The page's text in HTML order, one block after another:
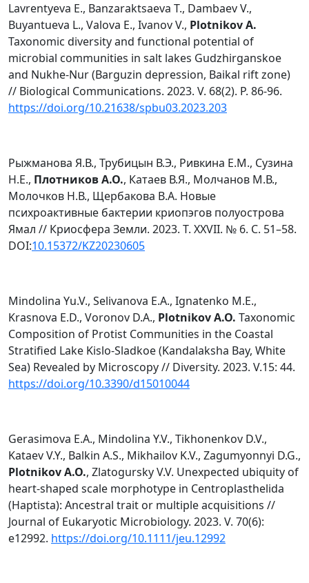
Lavrentyeva E., Banzaraktsaeva T., Dambaev V.,
Buyantueva L., Valova E., Ivanov V., Plotnikov A.
Taxonomic diversity and functional potential of
microbial communities in salt lakes Gudzhirganskoe
and Nukhe-Nur (Barguzin depression, Baikal rift zone)
// Biological Communications. 2023. V. 68(2). P. 86-96.
https://doi.org/10.21638/spbu03.2023.203
Рыжманова Я.В., Трубицын В.Э., Ривкина Е.М., Сузина
Н.Е., Плотников А.О., Катаев В.Я., Молчанов М.В.,
Молочков Н.В., Щербакова B.А. Новые
психроактивные бактерии криопэгов полуострова
Ямал // Криосфера Земли. 2023. T. XXVII. № 6. C. 51–58.
DOI:10.15372/KZ20230605
Mindolina Yu.V., Selivanova E.A., Ignatenko M.E.,
Krasnova E.D., Voronov D.A., Plotnikov A.O. Taxonomic
Composition of Protist Communities in the Coastal
Stratified Lake Kislo-Sladkoe (Kandalaksha Bay, White
Sea) Revealed by Microscopy // Diversity. 2023. V.15: 44.
https://doi.org/10.3390/d15010044
Gerasimova E.A., Mindolina Y.V., Tikhonenkov D.V.,
Kataev V.Y., Balkin A.S., Mikhailov K.V., Zagumyonnyi D.G.,
Plotnikov A.O., Zlatogursky V.V. Unexpected ubiquity of
heart-shaped scale morphotype in Centroplasthelida
(Haptista): Ancestral trait or multiple acquisitions //
Journal of Eukaryotic Microbiology. 2023. V. 70(6):
e12992. https://doi.org/10.1111/jeu.12992